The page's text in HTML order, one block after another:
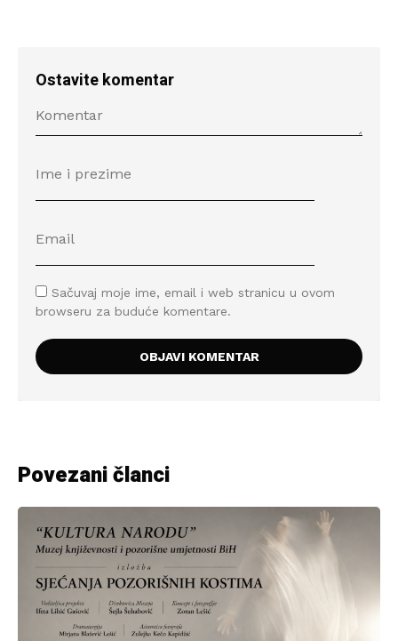
Ostavite komentar
Sačuvaj moje ime, email i web stranicu u ovom
browseru za buduće komentare.
Povezani članci